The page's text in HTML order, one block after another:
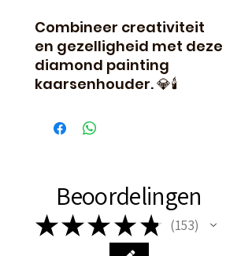
Combineer creativiteit
en gezelligheid met deze
diamond painting
kaarsenhouder. 💎🕯️
Beoordelingen
★★★ ★ ★ 153
153